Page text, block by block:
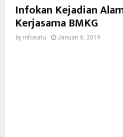
Infokan Kejadian
Kerjasama BMKG
by infosatu Januari 6, 2019